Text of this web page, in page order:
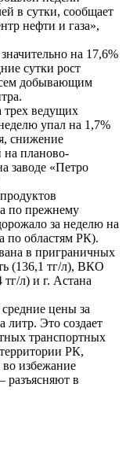
в сутки, сообщает
нефти и газа»,
на 17,6%
сутки рост
добывающим
трех ведущих
упал на 1,7%
снижение
на планово-
заводе «Петро
по прежнему
за неделю на
по областям РК).
в приграничных
(136,1 тг/л), ВКО
л) и г. Астана
цены за
литр. Это создает
транспортных
РК,
избежание
разъясняют в